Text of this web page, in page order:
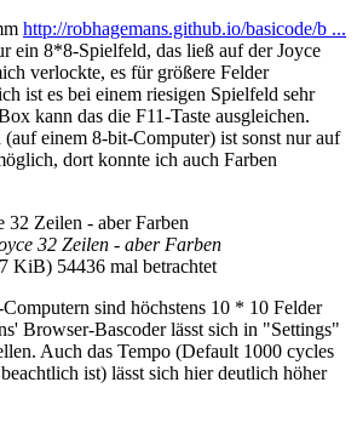
http://robhagemans.github.io/basicode/b ...
ein 8*8-Spielfeld, das ließ auf der Joyce
verlockte, es für größere Felder
ist es bei einem riesigen Spielfeld sehr
kann das die F11-Taste ausgleichen.
einem 8-bit-Computer) ist sonst nur auf
dort konnte ich auch Farben
32 Zeilen - aber Farben
KiB) 54436 mal betrachtet
sind höchstens 10 * 10 Felder
Browser-Bascoder lässt sich in "Settings"
Auch das Tempo (Default 1000 cycles
ist) lässt sich hier deutlich höher